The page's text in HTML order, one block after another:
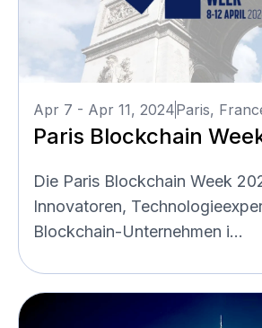
Apr 7 - Apr 11, 2024Paris,
Paris Blockchain
Die Paris Blockchain Week
Innovatoren,
Blockchain-Unternehmen i...